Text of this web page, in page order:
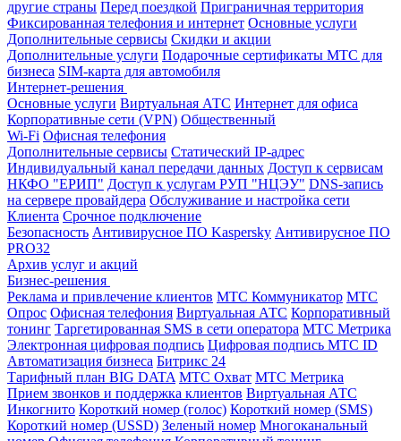
другие страны Перед поездкой Приграничная территория
Фиксированная телефония и интернет Основные услуги
Дополнительные сервисы Скидки и акции
Дополнительные услуги Подарочные сертификаты МТС для
бизнеса SIM-карта для автомобиля
Интернет-решения
Основные услуги Виртуальная АТС Интернет для офиса
Корпоративные сети (VPN) Общественный
Wi-Fi Офисная телефония
Дополнительные сервисы Статический IP-адрес
Индивидуальный канал передачи данных Доступ к сервисам
НКФО "ЕРИП" Доступ к услугам РУП "НЦЭУ" DNS-запись
на сервере провайдера Обслуживание и настройка сети
Клиента Срочное подключение
Безопасность Антивирусное ПО Kaspersky Антивирусное ПО
PRO32
Архив услуг и акций
Бизнес-решения
Реклама и привлечение клиентов МТС Коммуникатор МТС
Опрос Офисная телефония Виртуальная АТС Корпоративный
тонинг Таргетированная SMS в сети оператора МТС Метрика
Электронная цифровая подпись Цифровая подпись МТС ID
Автоматизация бизнеса Битрикс 24
Тарифный план BIG DATA МТС Охват МТС Метрика
Прием звонков и поддержка клиентов Виртуальная АТС
Инкогнито Короткий номер (голос) Короткий номер (SMS)
Короткий номер (USSD) Зеленый номер Многоканальный